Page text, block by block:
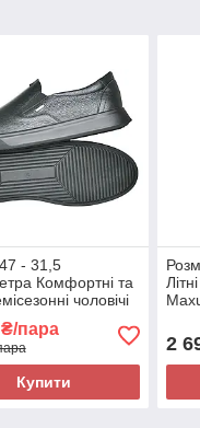
- 31,5
Комфортні та
чоловічі
підошві з піни
пара
Купити
2